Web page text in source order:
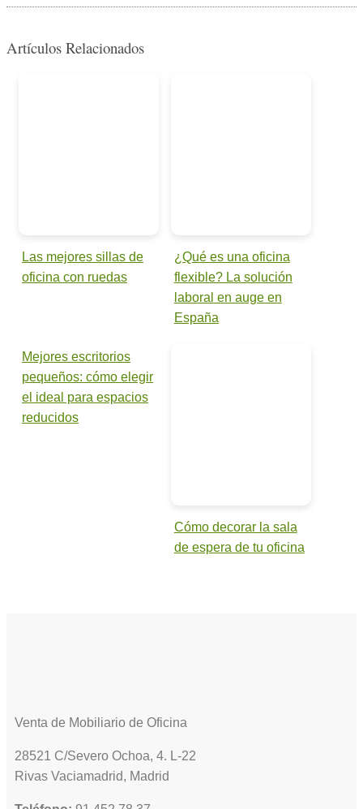
Artículos Relacionados
Las mejores sillas de
oficina con ruedas
¿Qué es una oficina
flexible? La solución
laboral en auge en
España
Mejores escritorios
pequeños: cómo elegir
el ideal para espacios
reducidos
Cómo decorar la sala
de espera de tu oficina
Venta de Mobiliario de Oficina
28521 C/Severo Ochoa, 4. L-22
Rivas Vaciamadrid, Madrid